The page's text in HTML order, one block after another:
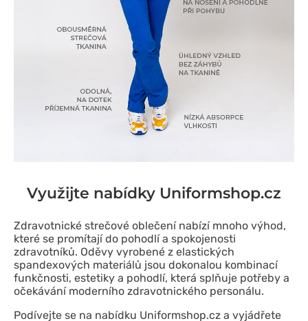
Využijte nabídky Uniformshop.cz
Zdravotnické strečové oblečení nabízí mnoho výhod,
které se promítají do pohodlí a spokojenosti
zdravotníků. Oděvy vyrobené z elastických
spandexových materiálů jsou dokonalou kombinací
funkčnosti, estetiky a pohodlí, která splňuje potřeby a
očekávání moderního zdravotnického personálu.
Podívejte se na nabídku Uniformshop.cz a vyjádřete